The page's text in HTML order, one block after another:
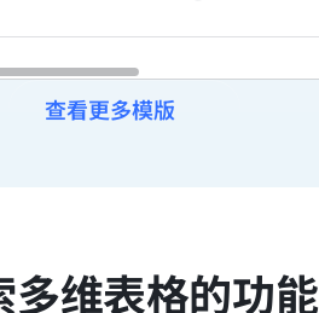
查看更多模版
多维表格的功能